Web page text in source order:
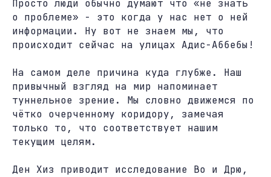
Просто люди обычно думают что «не знать
о проблеме» - это когда у нас нет о ней
информации. Ну вот не знаем мы, что
происходит сейчас на улицах Адис-Аббебы!
На самом деле причина куда глубже. Наш
привычный взгляд на мир напоминает
туннельное зрение. Мы словно движемся по
чётко очерченному коридору, замечая
только то, что соответствует нашим
текущим целям.
Ден Хиз приводит исследование Во и Дрю,